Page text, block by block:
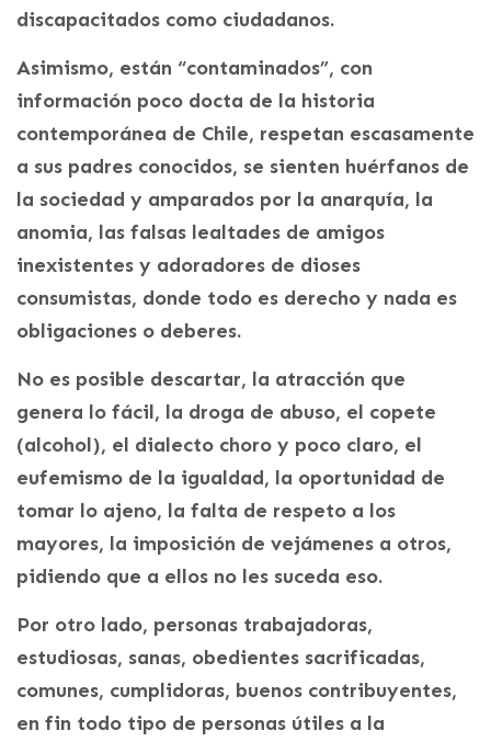
discapacitados como ciudadanos.
Asimismo, están “contaminados”, con
información poco docta de la historia
contemporánea de Chile, respetan escasamente
a sus padres conocidos, se sienten huérfanos de
la sociedad y amparados por la anarquía, la
anomia, las falsas lealtades de amigos
inexistentes y adoradores de dioses
consumistas, donde todo es derecho y nada es
obligaciones o deberes.
No es posible descartar, la atracción que
genera lo fácil, la droga de abuso, el copete
(alcohol), el dialecto choro y poco claro, el
eufemismo de la igualdad, la oportunidad de
tomar lo ajeno, la falta de respeto a los
mayores, la imposición de vejámenes a otros,
pidiendo que a ellos no les suceda eso.
Por otro lado, personas trabajadoras,
estudiosas, sanas, obedientes sacrificadas,
comunes, cumplidoras, buenos contribuyentes,
en fin todo tipo de personas útiles a la